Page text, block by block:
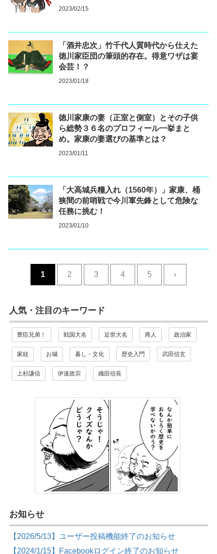
2023/02/15
「酒井忠次」竹千代人質時代から仕えた
徳川家臣団の筆頭的存在。得意ワザは宴
会芸！？
2023/01/18
徳川家康の妻（正室と側室）とその子供
ら総勢３６名のプロフィール一挙まと
め。家康の妻選びの基準とは？
2023/01/11
「大高城兵糧入れ（1560年）」家康、桶
狭間の前哨戦で今川軍先鋒として危険な
任務に挑む！
2023/01/10
1 2 3 4 5 ›
人気・注目のキーワード
豊臣兄弟！ 戦国大名 近世大名 商人 政治家
家紋 お城 暮し・文化 歴史入門 武田信玄
上杉謙信 伊達政宗 織田信長
お知らせ
【2026/5/13】ユーザー投稿機能終了のお知らせ
【2024/1/15】Facebookログイン終了のお知らせ